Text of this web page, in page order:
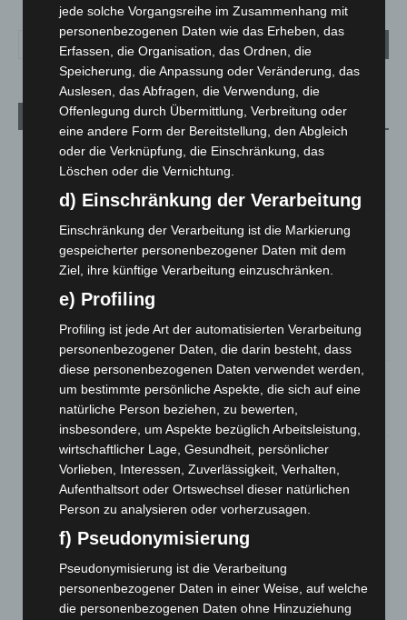
Aktuelle Beiträge
Kunst trifft Weingenuss: Barbara-Susann Mehring zeigt ihre
Werke im Jacques’ Wein-Depot Isernhagen
8. August 2026
A2: Zweite Turbobaustelle startet zwischen Hannover-West
und Bothfeld
8. August 2026
Niedersachsen: Feuerwehrkräfte kehren nach
Hannover: Erste Tigermücken-Population in Niedersachsen
entdeckt
7. August 2026
Brand im „Haus der Begegnung“ in Neuwarmbüchen schnell
eingedämmt
6. August 2026
Region Hannover: 21 neue Notfallsanitäter starten beim
Roten Kreuz
5. August 2026
Mann läuft mit Hockeyschläger über A7 – Polizei sucht
jede solche Vorgangsreihe im Zusammenhang mit
personenbezogenen Daten wie das Erheben, das
Erfassen, die Organisation, das Ordnen, die
Speicherung, die Anpassung oder Veränderung, das
Auslesen, das Abfragen, die Verwendung, die
Offenlegung durch Übermittlung, Verbreitung oder
eine andere Form der Bereitstellung, den Abgleich
oder die Verknüpfung, die Einschränkung, das
Löschen oder die Vernichtung.
d) Einschränkung der Verarbeitung
Einschränkung der Verarbeitung ist die Markierung
gespeicherter personenbezogener Daten mit dem
Ziel, ihre künftige Verarbeitung einzuschränken.
e) Profiling
Profiling ist jede Art der automatisierten Verarbeitung
personenbezogener Daten, die darin besteht, dass
diese personenbezogenen Daten verwendet werden,
um bestimmte persönliche Aspekte, die sich auf eine
natürliche Person beziehen, zu bewerten,
insbesondere, um Aspekte bezüglich Arbeitsleistung,
wirtschaftlicher Lage, Gesundheit, persönlicher
Vorlieben, Interessen, Zuverlässigkeit, Verhalten,
Aufenthaltsort oder Ortswechsel dieser natürlichen
Person zu analysieren oder vorherzusagen.
f) Pseudonymisierung
Pseudonymisierung ist die Verarbeitung
personenbezogener Daten in einer Weise, auf welche
die personenbezogenen Daten ohne Hinzuziehung